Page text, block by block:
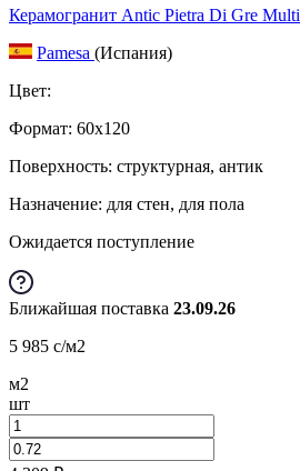
Керамогранит Antic Pietra Di Gre Multi
Pamesa (Испания)
Цвет:
Формат: 60x120
Поверхность: структурная, антик
Назначение: для стен, для пола
Ожидается поступление
Ближайшая поставка 23.09.26
5 985 c/м2
м2
шт